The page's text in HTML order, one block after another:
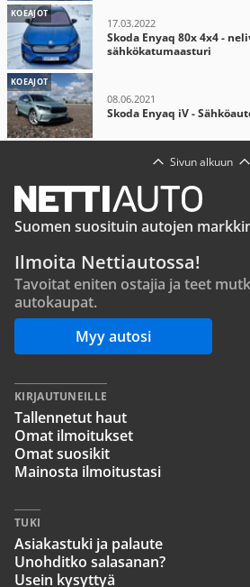
KOEAJOT
17.03.2022
Skoda Enyaq 80x 4x4 -
sähkökatumaasturi
KOEAJOT
08.06.2021
Skoda Enyaq iV -
Sivun alkuun
Suomen suosituin autojen
Ilmoita Nettiautossa!
Tavoitat eniten ostajia ja teet
autokaupat.
Myy autosi
KIRJAUTUNEILLE
Tallennetut haut
Omat ilmoitukset
Omat suosikit
Mainosta ilmoitustasi
TUKI
Asiakastuki ja palaute
Unohditko salasanan?
Usein kysyttyä